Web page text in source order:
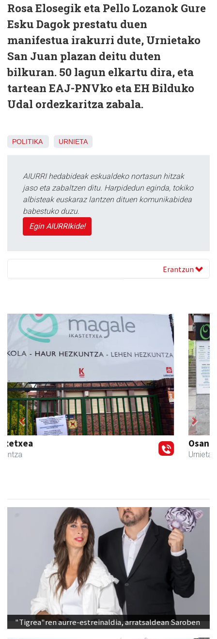
Rosa Elosegik eta Pello Lozanok Gure
Esku Dagok prestatu duen
manifestua irakurri dute, Urnietako
San Juan plazan deitu duten
bilkuran. 50 lagun elkartu dira, eta
tartean EAJ-PNVko eta EH Bilduko
Udal ordezkaritza zabala.
POLITIKA URNIETA
AIURRI hedabideak eskualdeko nortasun hitzak
jaso eta zabaltzen ditu. Harpidedun eginda, tokiko
albisteak euskaraz lantzen dituen komunikabidea
babestuko duzu.
Egin AIURRIkide!
Erantzun
Osane belar eta eko denda
Urnieta
Previous Next
"Tigrea"ren aurre-estreinaldia, arratsaldean Saroben